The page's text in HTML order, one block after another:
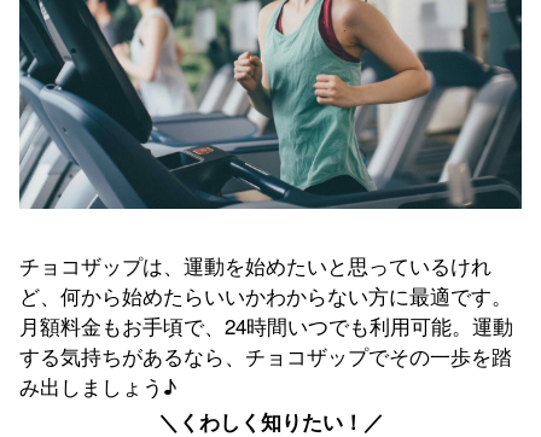
チョコザップは、運動を始めたいと思っているけれ
ど、何から始めたらいいかわからない方に最適です。
月額料金もお手頃で、24時間いつでも利用可能。運動
する気持ちがあるなら、チョコザップでその一歩を踏
み出しましょう♪
＼くわしく知りたい！／